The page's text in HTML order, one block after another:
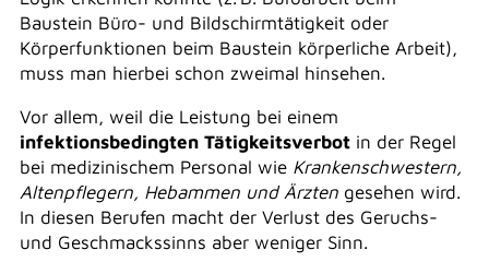
Baustein Büro- und Bildschirmtätigkeit oder
Körperfunktionen beim Baustein körperliche Arbeit),
muss man hierbei schon zweimal hinsehen.
Vor allem, weil die Leistung bei einem
infektionsbedingten Tätigkeitsverbotin der Regel
bei medizinischem Personal wie Krankenschwestern,
Altenpflegern, Hebammen und Ärztengesehen wird.
In diesen Berufen macht der Verlust des Geruchs-
und Geschmackssinns aber weniger Sinn.